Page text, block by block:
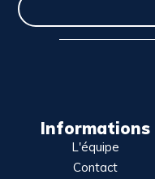
Informations
L'équipe
Contact